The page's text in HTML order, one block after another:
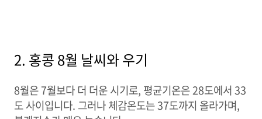
2. 홍콩 8월 날씨와 우기
8월은 7월보다 더 더운 시기로, 평균기온은 28도에서 33
도 사이입니다. 그러나 체감온도는 37도까지 올라가며,